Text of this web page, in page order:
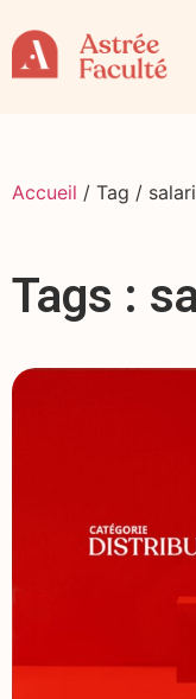
Accueil / Tag /
Tags :